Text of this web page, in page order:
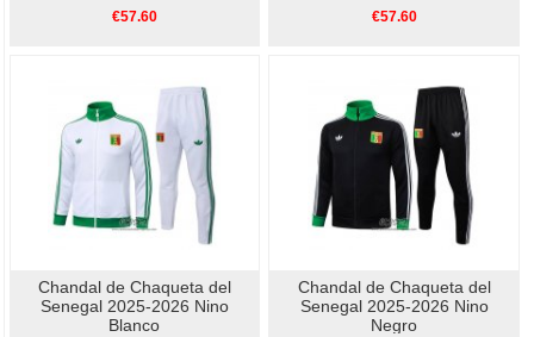
€57.60 €57.60
Chandal de Chaqueta del
Senegal 2025-2026 Nino
Blanco
Chandal de Chaqueta del
Senegal 2025-2026 Nino
Negro